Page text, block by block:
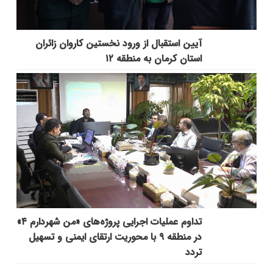
آیین استقبال از ورود نخستین کاروان زائران
استان کرمان به منطقه ۱۲
تداوم عملیات اجرایی پروژه‌های «من شهردارم ۴»
در منطقه ۹ با محوریت ارتقای ایمنی و تسهیل
تردد